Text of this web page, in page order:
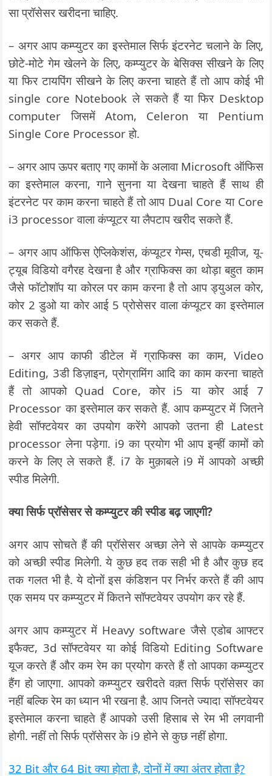
सा प्रॉसेसर खरीदना चाहिए.
– अगर आप कम्प्युटर का इस्तेमाल सिर्फ इंटरनेट चलाने के लिए,
छोटे-मोटे गेम खेलने के लिए, कम्प्युटर के बेसिक्स सीखने के लिए
या फिर टायपिंग सीखने के लिए करना चाहते हैं तो आप कोई भी
single core Notebook ले सकते हैं या फिर Desktop
computer जिसमें Atom, Celeron या Pentium
Single Core Processor हो.
– अगर आप ऊपर बताए गए कामों के अलावा Microsoft ऑफिस
का इस्तेमाल करना, गाने सुनना या देखना चाहते हैं साथ ही
इंटरनेट पर काम करना चाहते हैं तो आप Dual Core या Core
i3 processor वाला कंप्यूटर या लैपटाप खरीद सकते हैं.
– अगर आप ऑफिस ऐप्लिकेशंस, कंप्यूटर गेम्स, एचडी मूवीज, यू-
ट्यूब विडियो वगैरह देखना है और ग्राफिक्स का थोड़ा बहुत काम
जैसे फॉटोशॉप या कोरल पर काम करना है तो आप ड्युअल कोर,
कोर 2 डुओ या कोर आई 5 प्रोसेसर वाला कंप्यूटर का इस्तेमाल
कर सकते हैं.
– अगर आप काफी डीटेल में ग्राफिक्स का काम, Video
Editing, 3डी डिज़ाइन, प्रोग्रामिंग आदि का काम करना चाहते
हैं तो आपको Quad Core, कोर i5 या कोर आई 7
Processor का इस्तेमाल कर सकते हैं. आप कम्प्युटर में जितने
हेवी सॉफ्टवेयर का उपयोग करेंगे आपको उतना ही Latest
processor लेना पड़ेगा. i9 का प्रयोग भी आप इन्हीं कामों को
करने के लिए ले सकते हैं. i7 के मुक़ाबले i9 में आपको अच्छी
स्पीड मिलेगी.
क्या सिर्फ प्रॉसेसर से कम्प्युटर की स्पीड बढ़ जाएगी?
अगर आप सोचते हैं की प्रॉसेसर अच्छा लेने से आपके कम्प्युटर
को अच्छी स्पीड मिलेगी. ये कुछ हद तक सही भी है और कुछ हद
तक गलत भी है. ये दोनों इस कंडिशन पर निर्भर करते हैं की आप
एक समय पर कम्प्युटर में कितने सॉफ्टवेयर उपयोग कर रहे हैं.
अगर आप कम्प्युटर में Heavy software जैसे एडोब आफ्टर
इफैक्ट, 3d सॉफ्टवेयर या कोई विडियो Editing Software
यूज करते हैं और कम रेम का प्रयोग करते हैं तो आपका कम्प्युटर
हैंग हो जाएगा. आपको कम्प्युटर खरीदते वक़्त सिर्फ प्रॉसेसर का
नहीं बल्कि रेम का ध्यान भी रखना है. आप जिनते ज्यादा सॉफ्टवेयर
इस्तेमाल करना चाहते हैं आपको उसी हिसाब से रेम भी लगवानी
होगी. नहीं तो सिर्फ प्रॉसेसर के i9 होने से कुछ नहीं होगा.
32 Bit और 64 Bit क्या होता है, दोनों में क्या अंतर होता है?